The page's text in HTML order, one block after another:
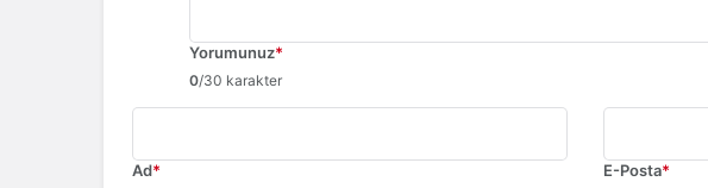
Yorumunuz*
0/30 karakter
Ad* E-Posta*